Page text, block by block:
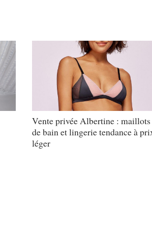
Vente privée Albertine : maillots
de bain et lingerie tendance à
léger